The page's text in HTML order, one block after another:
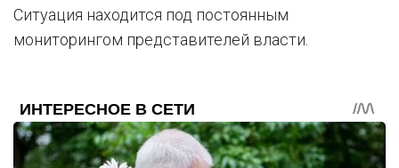
Ситуация находится под постоянным
мониторингом представителей власти.